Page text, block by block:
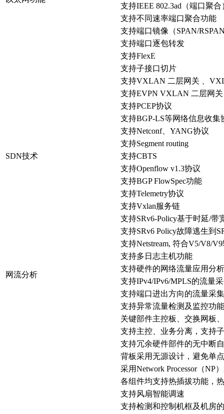
支持IEEE 802.3ad（端口聚
支持不同速率端口聚合功能
支持端口镜像（SPAN/
支持端口逐包转发
支持FlexE
支持子接口切片
SDN技术
支持VXLAN 二层网关 、
支持EVPN VXLAN 二层网
支持PCEP协议
支持BGP-LS等网络信息收集
支持Netconf、YANG协议
支持Segment routing
支持CBTS
支持Openflow v1.3协议
支持BGP FlowSpec功能
支持Telemetry协议
支持Vxlan服务链
支持SRv6-Policy基于时延/带
支持SRv6 Policy故障逃生到
网流分析
支持Netstream, 符合V5/V8/
支持多日志主机功能
支持硬件的网络流量应用分
支持IPv4/IPv6/MPLS的流量
支持端口进出方向的流量采
支持异常流量检测及监控功能
关键部件主控板、交换网板
支持主控、业务分离，支持
支持冗余硬件部件的无中断
背板采用无源设计，避免单
采用Network Processor（NP
各组件均支持热插拔功能，
支持风扇智能调速
支持检测和控制机框及机房